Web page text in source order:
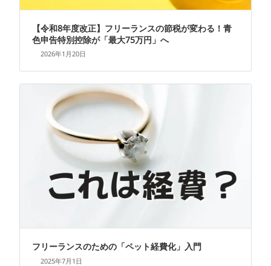
【令和8年度改正】フリーランスの節税が変わる！青
色申告特別控除が「最大75万円」へ
2026年1月20日
フリーランスのための「ペット経費化」入門
2025年7月1日